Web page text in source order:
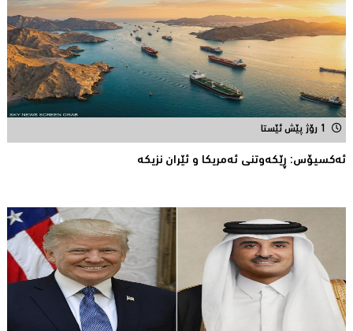
1 رۆژ پێش ئێستا
ئه‌كسیۆس: ڕێكه‌وتنی ئه‌مریكا و ئێران نزیكه‌